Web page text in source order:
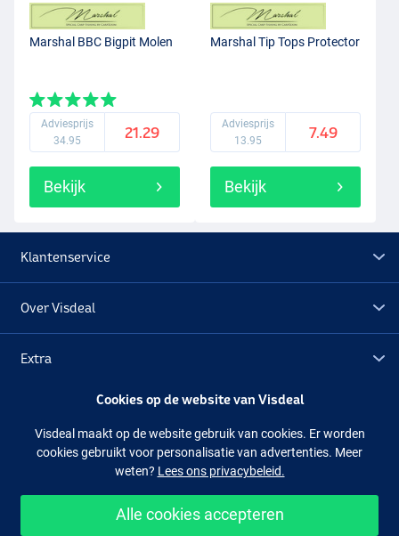
Marshal BBC Bigpit Molen
Adviesprijs
34.95
21.29
Bekijk
Marshal Tip Tops Protector
Adviesprijs
13.95
7.49
Bekijk
Klantenservice
Over Visdeal
Extra
Facebook Instagram
Cookies op de website van Visdeal
Visdeal maakt op de website gebruik van cookies. Er worden
cookies gebruikt voor personalisatie van advertenties. Meer
weten? Lees ons privacybeleid.
Alle cookies accepteren